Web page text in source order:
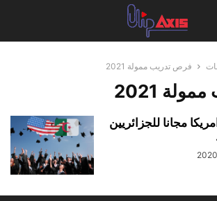
فرص تدريب ممولة 2021
2021
مجانا للجزائريين